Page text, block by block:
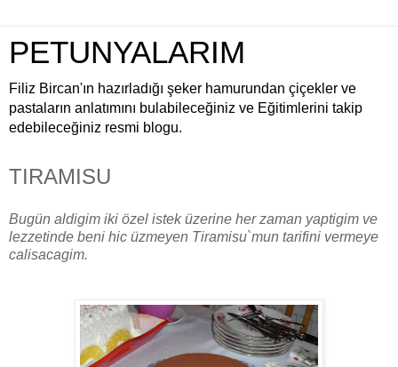
PETUNYALARIM
Filiz Bircan'ın hazırladığı şeker hamurundan çiçekler ve
pastaların anlatımını bulabileceğiniz ve Eğitimlerini takip
edebileceğiniz resmi blogu.
TIRAMISU
Bugün aldigim iki özel istek üzerine her zaman yaptigim ve
lezzetinde beni hic üzmeyen Tiramisu`mun tarifini vermeye
calisacagim.